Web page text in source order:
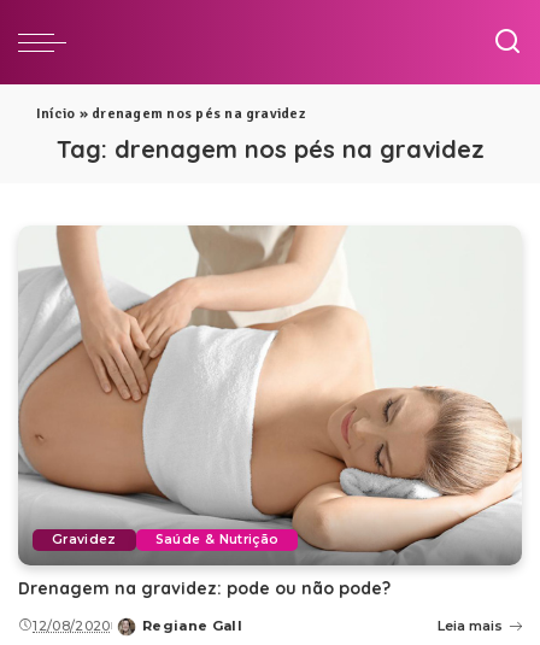
Início » drenagem nos pés na gravidez
Tag: drenagem nos pés na gravidez
Gravidez Saúde & Nutrição
Drenagem na gravidez: pode ou não pode?
12/08/2020
Posted
Regiane Gall Leia mais